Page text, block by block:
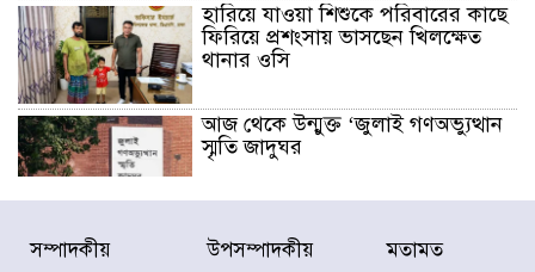
হারিয়ে যাওয়া শিশুকে পরিবারের কাছে
ফিরিয়ে প্রশংসায় ভাসছেন খিলক্ষেত
থানার ওসি
আজ থেকে উন্মুক্ত ‘জুলাই গণঅভ্যুত্থান
স্মৃতি জাদুঘর
রাজধানীর উত্তরা আঞ্চলিক পাসপোর্ট
অফিসের সামনে দালাল চক্রের ১৩ জন
সম্পাদকীয় উপসম্পাদকীয় মতামত